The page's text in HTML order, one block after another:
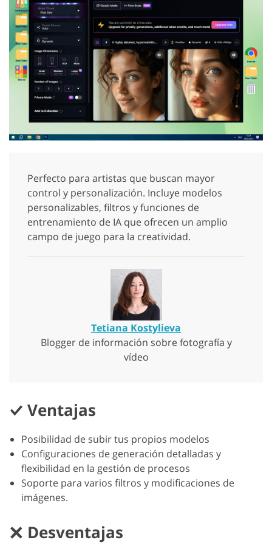
Perfecto para artistas que buscan mayor
control y personalización. Incluye modelos
personalizables, filtros y funciones de
entrenamiento de IA que ofrecen un amplio
campo de juego para la creatividad.
Tetiana Kostylieva
Blogger de información sobre fotografía y
vídeo
Ventajas
Posibilidad de subir tus propios modelos
Configuraciones de generación detalladas y
flexibilidad en la gestión de procesos
Soporte para varios filtros y modificaciones de
imágenes.
Desventajas